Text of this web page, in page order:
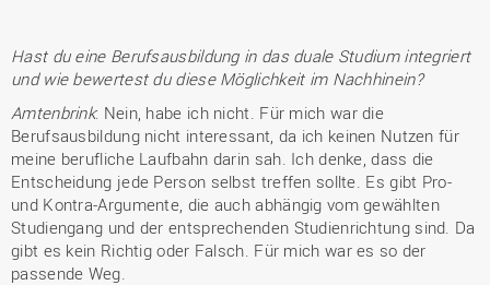
Hast du eine Berufsausbildung in das duale Studium integriert
und wie bewertest du diese Möglichkeit im Nachhinein?
Amtenbrink: Nein, habe ich nicht. Für mich war die
Berufsausbildung nicht interessant, da ich keinen Nutzen für
meine berufliche Laufbahn darin sah. Ich denke, dass die
Entscheidung jede Person selbst treffen sollte. Es gibt Pro-
und Kontra-Argumente, die auch abhängig vom gewählten
Studiengang und der entsprechenden Studienrichtung sind. Da
gibt es kein Richtig oder Falsch. Für mich war es so der
passende Weg.